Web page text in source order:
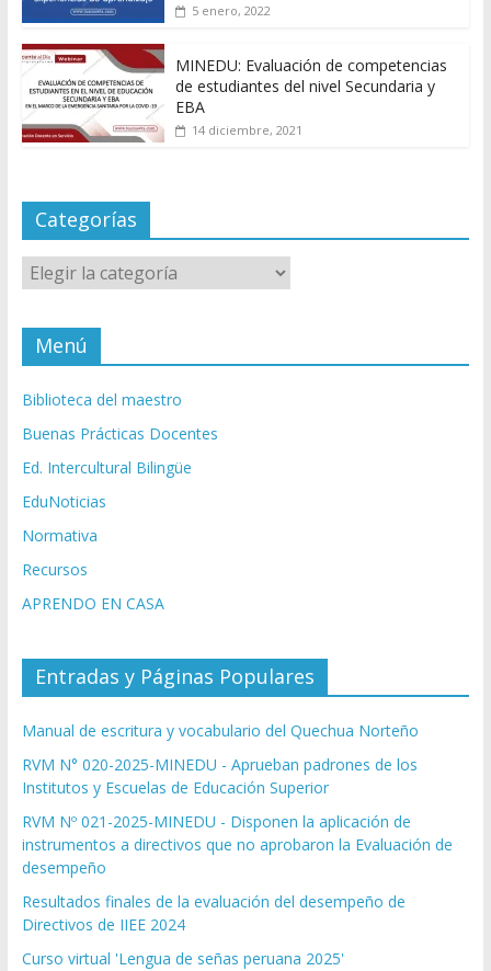
5 enero, 2022
MINEDU: Evaluación de competencias
de estudiantes del nivel Secundaria y
EBA
14 diciembre, 2021
Categorías
Categorías
Menú
Biblioteca del maestro
Buenas Prácticas Docentes
Ed. Intercultural Bilingüe
EduNoticias
Normativa
Recursos
APRENDO EN CASA
Entradas y Páginas Populares
Manual de escritura y vocabulario del Quechua Norteño
RVM N° 020-2025-MINEDU - Aprueban padrones de los
Institutos y Escuelas de Educación Superior
RVM Nº 021-2025-MINEDU - Disponen la aplicación de
instrumentos a directivos que no aprobaron la Evaluación de
desempeño
Resultados finales de la evaluación del desempeño de
Directivos de IIEE 2024
Curso virtual 'Lengua de señas peruana 2025'